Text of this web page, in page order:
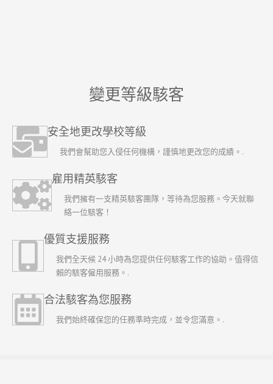
變更等級駭客
安全地更改學校等級
我們會幫助您入侵任何機構，謹慎地更改您的成績。.
雇用精英駭客
我們擁有一支精英駭客團隊，等待為您服務。今天就聯
絡一位駭客！
優質支援服務
我們全天候 24 小時為您提供任何駭客工作的協助。值得信
賴的駭客僱用服務。.
合法駭客為您服務
我們始終確保您的任務準時完成，並令您滿意。.